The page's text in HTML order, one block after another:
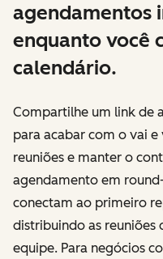
agendamentos
enquanto você
calendário.
Compartilhe um link de
para acabar com o vai
reuniões e manter o
agendamento em
conectam ao primeiro
distribuindo as reuniões
equipe. Para negócios